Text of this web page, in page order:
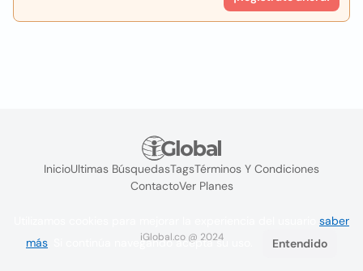
InicioUltimas BúsquedasTagsTérminos Y Condiciones
ContactoVer Planes
iGlobal.co @ 2024
saber
más . Si continúa navegando acepta su uso. Entendido